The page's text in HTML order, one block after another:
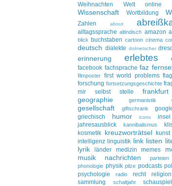
Weihnachten Welt online
Wissenschaft
Wortbildung
Zahlen about
alltagssprache altindisch amazon
blick buchstaben cartoon cinema
deutsch dialekte dolmetscher
erinnerung erlebtes
facebook fachsprache faz
filmposter first world problems
forschung fortsetzungsgeschichte
mir selbst stelle
frankfurt
geographie germanistik
gesellschaft giftschrank
griechisch
humor icons insel
jahresausblick kannibalismus
kosmetik kreuzworträtsel kunst
intelligenz linguistik link listen
lyrik länder medizin memes
musik nachrichten parteien
phonologie physik pilze podcasts
psychologie
radio recht religion
sammlung schaltjahr